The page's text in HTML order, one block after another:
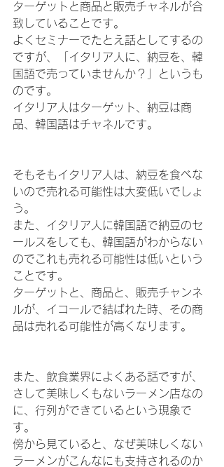
ターゲットと商品と販売チャネルが合
致していることです。
よくセミナーでたとえ話としてするの
ですが、「イタリア人に、納豆を、韓
国語で売っていませんか？」というも
のです。
イタリア人はターゲット、納豆は商
品、韓国語はチャネルです。
そもそもイタリア人は、納豆を食べな
いので売れる可能性は大変低いでしょ
う。
また、イタリア人に韓国語で納豆のセ
ールスをしても、韓国語がわからない
のでこれも売れる可能性は低いという
ことです。
ターゲットと、商品と、販売チャンネ
ルが、イコールで結ばれた時、その商
品は売れる可能性が高くなります。
また、飲食業界によくある話ですが、
さして美味しくもないラーメン店なの
に、行列ができているという現象で
す。
傍から見ていると、なぜ美味しくない
ラーメンがこんなにも支持されるのか